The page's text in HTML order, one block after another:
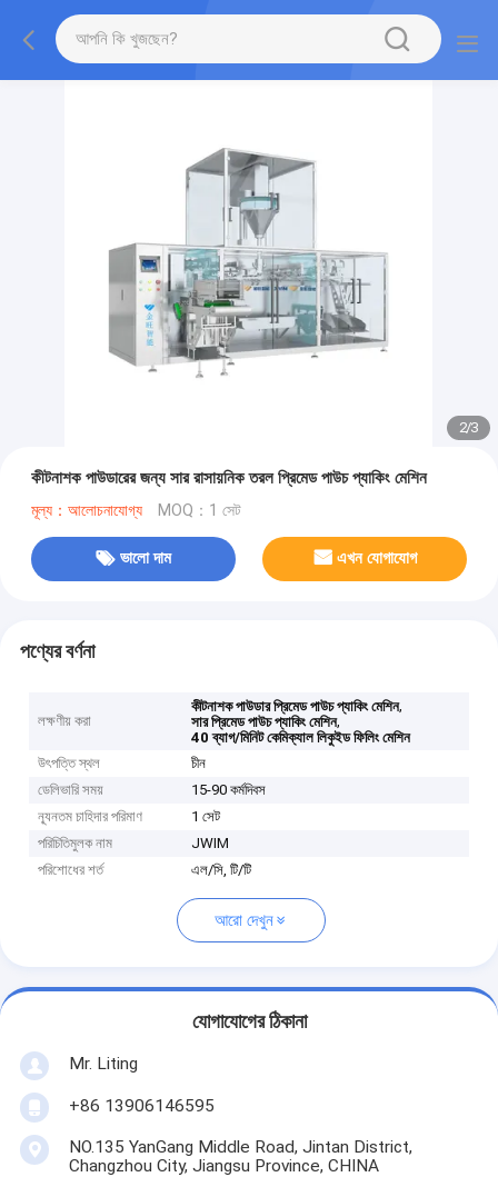
2/3
কীটনাশক পাউডারের জন্য সার রাসায়নিক তরল প্রিমেড পাউচ প্যাকিং মেশিন
মূল্য：আলোচনাযোগ্য MOQ：1 সেট
ভালো দাম এখন যোগাযোগ
পণ্যের বর্ণনা
লক্ষণীয় করা
কীটনাশক পাউডার প্রিমেড পাউচ প্যাকিং মেশিন,
সার প্রিমেড পাউচ প্যাকিং মেশিন,
40 ব্যাগ/মিনিট কেমিক্যাল লিকুইড ফিলিং মেশিন
উৎপত্তি স্থল
চীন
ডেলিভারি সময়
15-90 কর্মদিবস
ন্যূনতম চাহিদার পরিমাণ
1 সেট
পরিচিতিমুলক নাম
JWIM
পরিশোধের শর্ত
এল/সি, টি/টি
আরো দেখুন
যোগাযোগের ঠিকানা
Mr. Liting
+86 13906146595
NO.135 YanGang Middle Road, Jintan District,
Changzhou City, Jiangsu Province, CHINA